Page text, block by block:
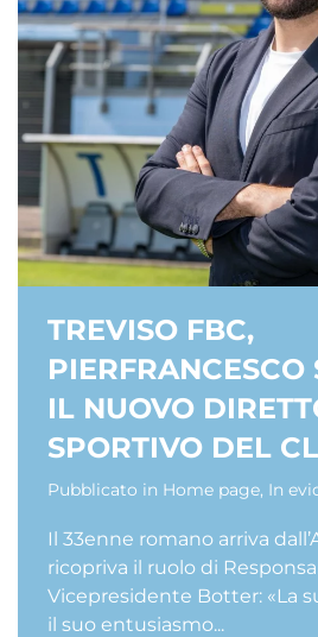
TREVISO FBC,
PIERFRANCESCO
IL NUOVO
SPORTIVO DEL
Pubblicato in Home page, In
Il 33enne romano arriva
ricopriva il ruolo di
Vicepresidente Botter: «La
il suo entusiasmo...